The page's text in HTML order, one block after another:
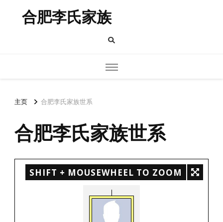
合肥李氏家族
主页 合肥李氏家族世系
合肥李氏家族世系
SHIFT + MOUSEWHEEL TO ZOOM